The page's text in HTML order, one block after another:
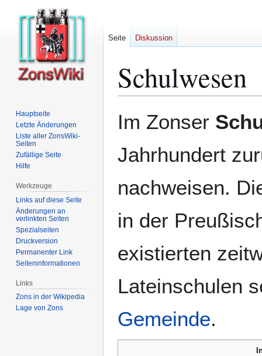
Schulwesen
Navigation
Suche
Im Zonser
Jahrhundert
nachweisen.
in der
existierten
Lateinschulen
Gemeinde.
Seite Diskussion
Hauptseite
Letzte Änderungen
Liste aller ZonsWiki-
Seiten
Zufällige Seite
Hilfe
Werkzeuge
Links auf diese Seite
Änderungen an
verlinkten Seiten
Spezialseiten
Druckversion
Permanenter Link
Seiten­­informationen
Links
Zons in der Wikipedia
Lage von Zons